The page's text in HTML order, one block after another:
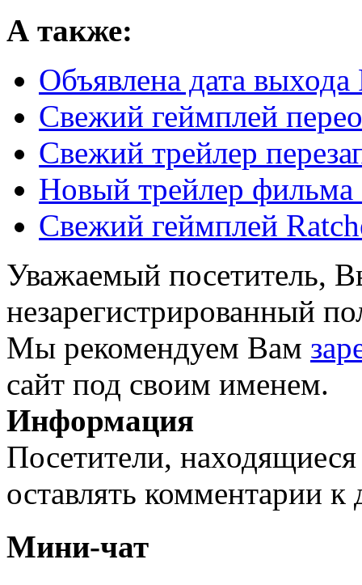
А также:
Объявлена дата
Свежий геймплей
Свежий трейлер
Новый трейлер
Свежий геймплей
Уважаемый посетитель,
незарегистрированный
Мы рекомендуем Вам
сайт под своим именем.
Информация
Посетители,
оставлять комментарии
Мини-чат